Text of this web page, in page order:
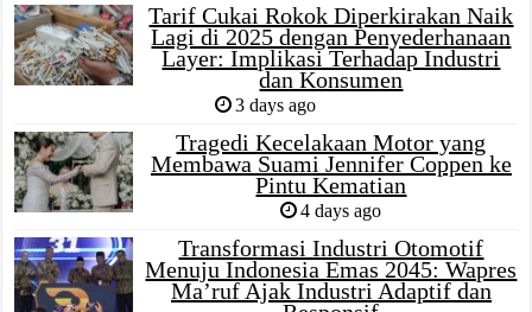
Tarif Cukai Rokok Diperkirakan Naik
Lagi di 2025 dengan Penyederhanaan
Layer: Implikasi Terhadap Industri
dan Konsumen
3 days ago
Tragedi Kecelakaan Motor yang
Membawa Suami Jennifer Coppen ke
Pintu Kematian
4 days ago
Transformasi Industri Otomotif
Menuju Indonesia Emas 2045: Wapres
Ma’ruf Ajak Industri Adaptif dan